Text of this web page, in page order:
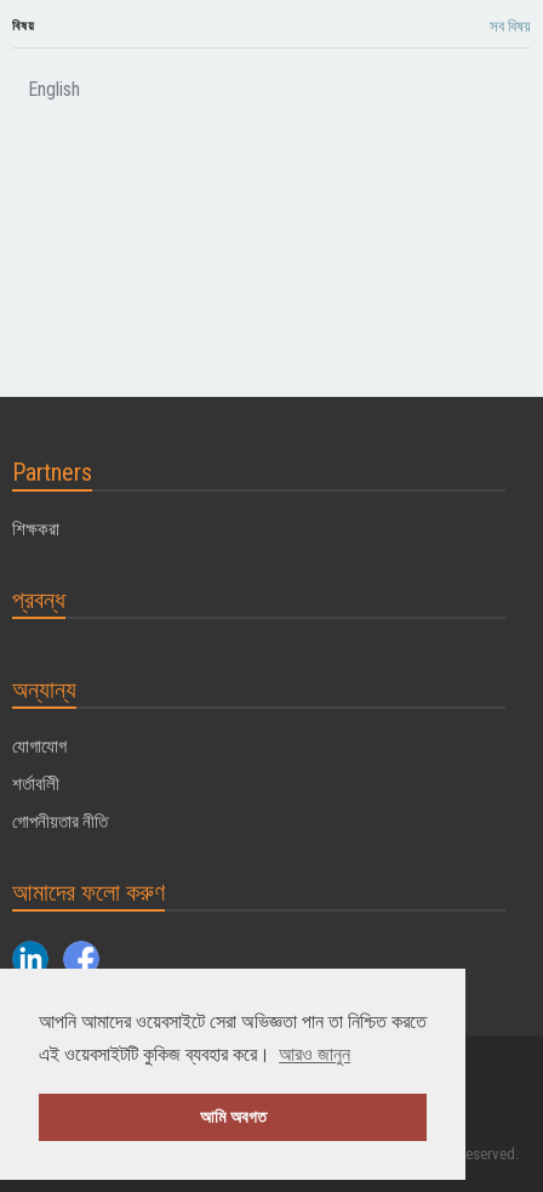
আপনি আমাদের ওয়েবসাইটে সেরা অভিজ্ঞতা পান তা নিশ্চিত করতে
এই ওয়েবসাইটটি কুকিজ ব্যবহার করে।
আরও জানুন
আমি অবগত
বিষয় সব বিষয়
English
Partners
শিক্ষকরা
প্রবন্ধ
অন্যান্য
যোগাযোগ
শর্তাবলীি
গোপনীয়তার নীতি
আমাদের ফলো করুণ
2004 - 2026 © MyDuoTraining. ALL Rights Reserved.